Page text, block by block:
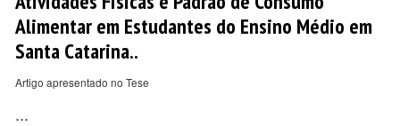
Alimentar em Estudantes do Ensino Médio em
Santa Catarina..
Artigo apresentado no Tese
...